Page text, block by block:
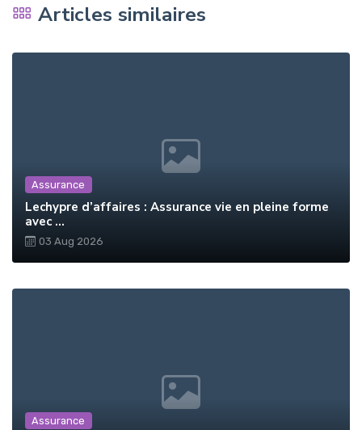
Articles similaires
Assurance
Lechypre d’affaires : Assurance vie en pleine forme
avec ...
03 Aug 2026
Assurance